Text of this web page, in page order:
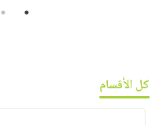
1
2
كل الأقسام